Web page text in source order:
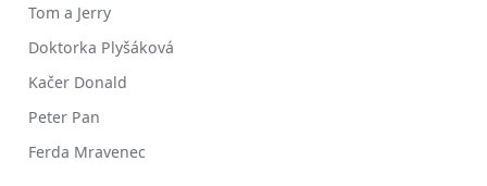
Tom a Jerry
Doktorka Plyšáková
Kačer Donald
Peter Pan
Ferda Mravenec